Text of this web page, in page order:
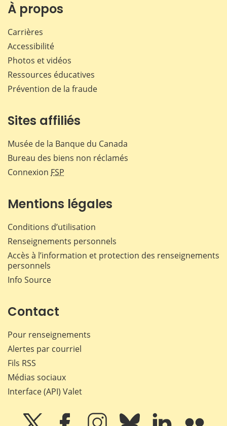
À propos
Carrières
Accessibilité
Photos et vidéos
Ressources éducatives
Prévention de la fraude
Sites affiliés
Musée de la Banque du Canada
Bureau des biens non réclamés
Connexion FSP
Mentions légales
Conditions d’utilisation
Renseignements personnels
Accès à l’information et protection des renseignements
personnels
Info Source
Contact
Pour renseignements
Alertes par courriel
Fils RSS
Médias sociaux
Interface (API) Valet